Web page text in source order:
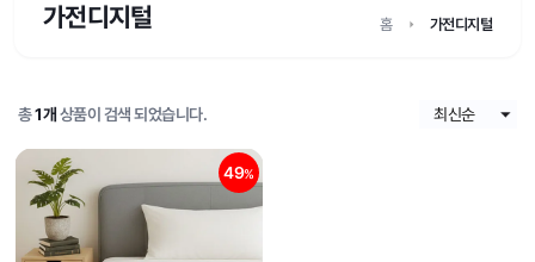
가전디지털 홈 가전디지털
총1개 상품이 검색 되었습니다.
49%